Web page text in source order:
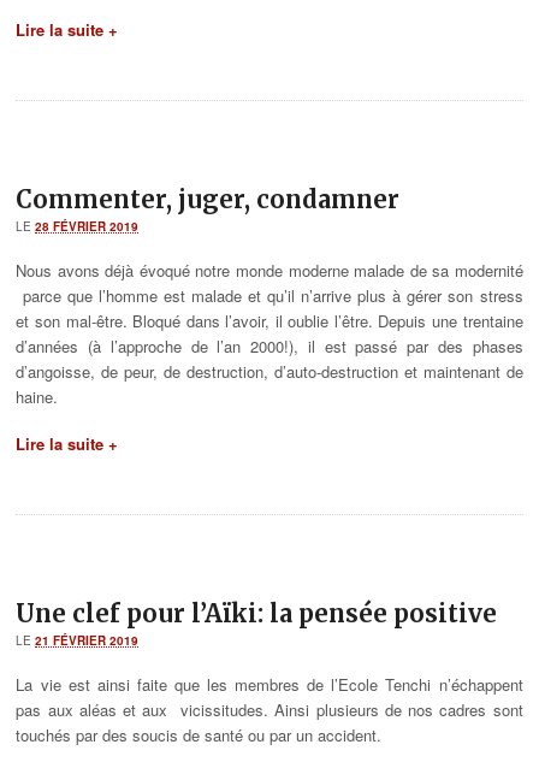
Lire la suite +
Commenter, juger, condamner
LE28 FÉVRIER 2019
Nous avons déjà évoqué notre monde moderne malade de sa modernité
parce que l’homme est malade et qu’il n’arrive plus à gérer son stress
et son mal-être. Bloqué dans l’avoir, il oublie l’être. Depuis une trentaine
d’années (à l’approche de l’an 2000!), il est passé par des phases
d’angoisse, de peur, de destruction, d’auto-destruction et maintenant de
haine.
Lire la suite +
Une clef pour l’Aïki: la pensée positive
LE21 FÉVRIER 2019
La vie est ainsi faite que les membres de l’Ecole Tenchi n’échappent
pas aux aléas et aux vicissitudes. Ainsi plusieurs de nos cadres sont
touchés par des soucis de santé ou par un accident.